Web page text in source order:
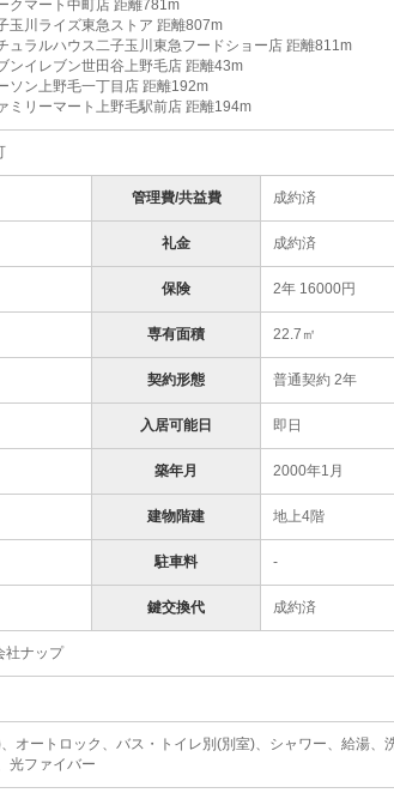
クマート中町店 距離781m
玉川ライズ東急ストア 距離807m
ュラルハウス二子玉川東急フードショー店 距離811m
ンイレブン世田谷上野毛店 距離43m
ソン上野毛一丁目店 距離192m
ミリーマート上野毛駅前店 距離194m
管理費/共益費 成約済
礼金 成約済
保険 2年 16000円
専有面積 22.7㎡
契約形態 普通契約 2年
入居可能日 即日
築年月 2000年1月
建物階建 地上4階
駐車料 -
鍵交換代 成約済
社ナップ
オートロック、バス・トイレ別(別室)、シャワー、給湯、
光ファイバー